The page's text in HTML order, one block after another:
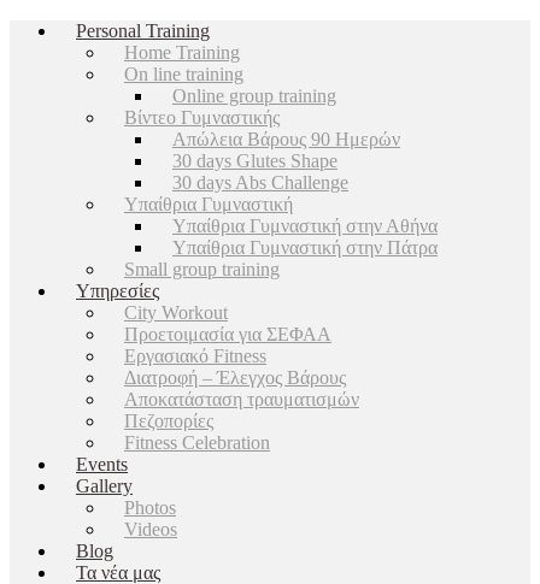
Personal Training
Home Training
On line training
Online group training
Βίντεο Γυμναστικής
Απώλεια Βάρους 90 Ημερών
30 days Glutes Shape
30 days Abs Challenge
Υπαίθρια Γυμναστική
Υπαίθρια Γυμναστική στην Αθήνα
Υπαίθρια Γυμναστική στην Πάτρα
Small group training
Υπηρεσίες
City Workout
Προετοιμασία για ΣΕΦΑΑ
Εργασιακό Fitness
Διατροφή – Έλεγχος Βάρους
Αποκατάσταση τραυματισμών
Πεζοπορίες
Fitness Celebration
Events
Gallery
Photos
Videos
Blog
Τα νέα μας